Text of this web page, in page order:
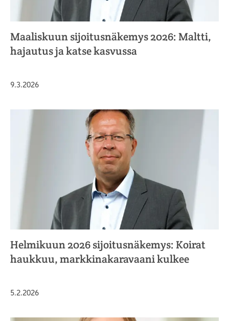
Maaliskuun sijoitusnäkemys 2026: Maltti,
hajautus ja katse kasvussa
Julkaistu
9.3.2026
Helmikuun 2026 sijoitusnäkemys: Koirat
haukkuu, markkinakaravaani kulkee
Julkaistu
5.2.2026